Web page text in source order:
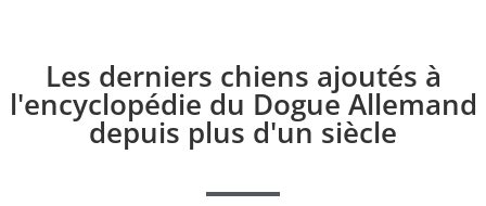
Les derniers chiens ajoutés à
l'encyclopédie du Dogue Allemand
depuis plus d'un siècle